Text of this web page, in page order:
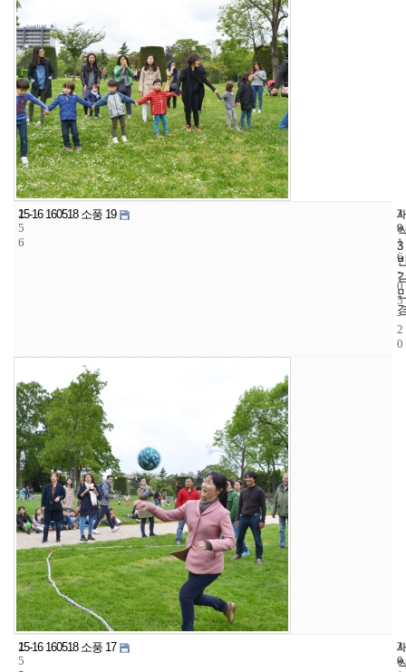
2
5
6
15-16 160518 소풍 19
3
3
9
2
0
1
6
-
0
5
-
2
0
2
5
15-16 160518 소풍 17
3
0
2
0